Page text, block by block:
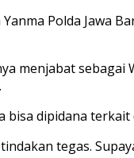
Polda Jawa
menjabat
dipidana
tegas.